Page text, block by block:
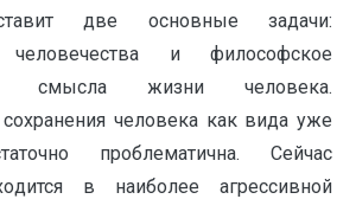
две ос­новные задачи:
и философское
смысла жизни человека.
человека как вида уже
проблематична. Сейчас
в наиболее агрессивной